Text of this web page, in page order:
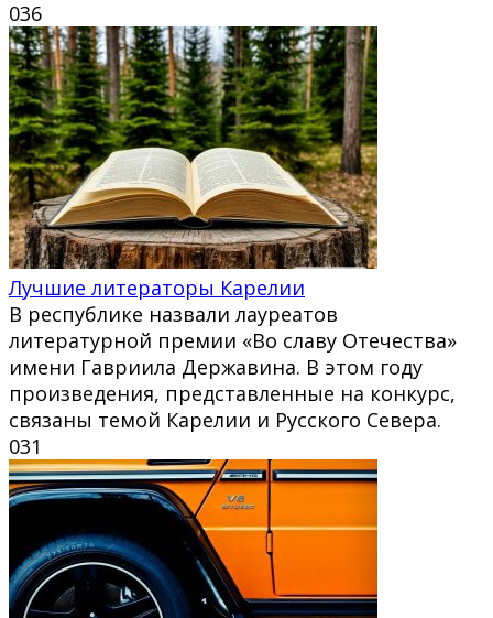
036
Лучшие литераторы Карелии
В республике назвали лауреатов
литературной премии «Во славу Отечества»
имени Гавриила Державина. В этом году
произведения, представленные на конкурс,
связаны темой Карелии и Русского Севера.
031